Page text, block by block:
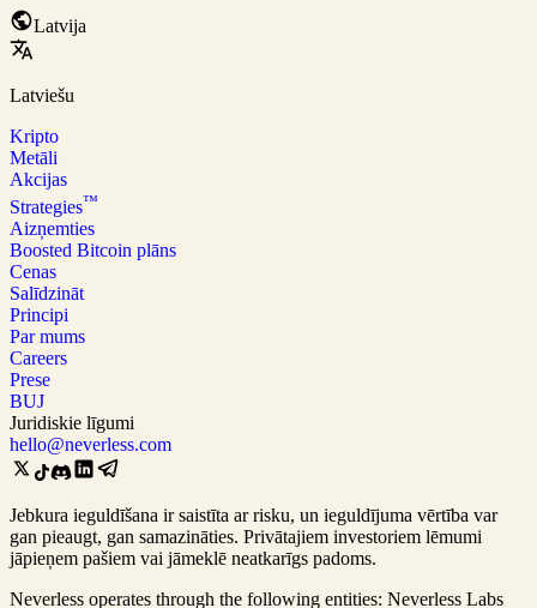
Latvija
Latviešu
Kripto
Metāli
Akcijas
Strategies™
Aizņemties
Boosted Bitcoin plāns
Cenas
Salīdzināt
Principi
Par mums
Careers
Prese
BUJ
Juridiskie līgumi
hello@neverless.com
Jebkura ieguldīšana ir saistīta ar risku, un ieguldījuma vērtība var
gan pieaugt, gan samazināties. Privātajiem investoriem lēmumi
jāpieņem pašiem vai jāmeklē neatkarīgs padoms.
Neverless operates through the following entities: Neverless Labs